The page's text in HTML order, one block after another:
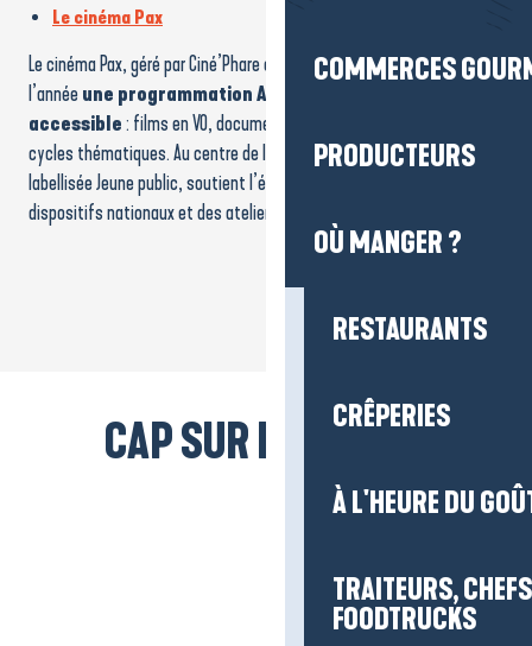
COMMERCES
PRODUCTEURS
OÙ MANGER ?
RESTAURANTS
CRÊPERIES
À L'HEURE DU
TRAITEURS,
FOODTRUCKS
Le cinéma Pax
Le cinéma Pax, géré par Ciné’Phare et ses bénévoles, propose toute
l’annéeune programmation Art & Essai riche et
accessible: films en VO, documentaires, ciné-concerts, débats,
cycles thématiques. Au centre de la vie culturelle locale, cette salle,
labellisée Jeune public, soutient l’éducation à l’image avec les
dispositifs nationaux et des ateliers pour jeunes publics.
CAP SUR LA PLAGE !